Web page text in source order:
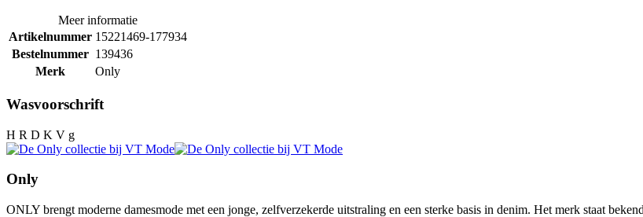
Meer informatie
Artikelnummer 15221469-177934
Bestelnummer 139436
Merk
Only
Wasvoorschrift
H R D K V g
Only
ONLY brengt moderne damesmode met een jonge, zelfverzekerde uitstraling en een sterke basis in denim. Het merk staat